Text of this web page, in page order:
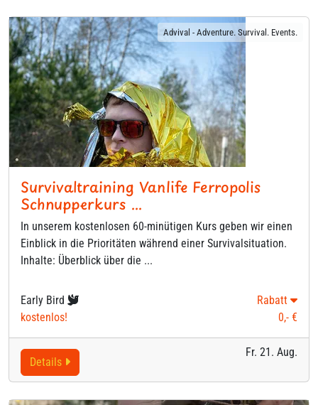
Advival - Adventure. Survival. Events.
Survivaltraining Vanlife Ferropolis
Schnupperkurs ...
In unserem kostenlosen 60-minütigen Kurs geben wir einen
Einblick in die Prioritäten während einer Survivalsituation.
Inhalte: Überblick über die ...
Early Bird
Rabatt
kostenlos!
0,- €
Fr. 21. Aug.
Details